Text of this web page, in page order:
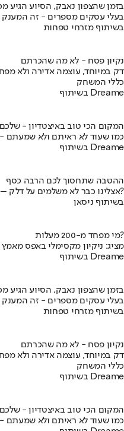
בזמן שהצפון נאבק, הסיוע הגיע
בעלי עסקים מספרים - זה המענק
בשיתוף מזרחי טפחות
נקיון פסח - לא מה שהכרתם
דק במיוחד, עוצמה אדירה ולא
כללי המשחק
בשיתוף Dreame
המקום הכי טוב באיצטדיון - שלכם
המונדיאל עם מסכי Dreame - כמו שעוד לא ראיתם ולא שמעתם
בשיתוף Dreame
ההטבה שתחסוך לכם הרבה כסף
אצלינו כבר לא משלמים על דלק – ומה איתכם?
בשיתוף ניסאן
מי מפחד מ-200 מעלות?
השואב-שוטף החדש של Dreame מציג: ניקיון מקסימלי באפס מאמץ
בשיתוף Dreame
בזמן שהצפון נאבק, הסיוע הגיע
בעלי עסקים מספרים - זה המענק
בשיתוף מזרחי טפחות
נקיון פסח - לא מה שהכרתם
דק במיוחד, עוצמה אדירה ולא
כללי המשחק
בשיתוף Dreame
המקום הכי טוב באיצטדיון - שלכם
המונדיאל עם מסכי Dreame - כמו שעוד לא ראיתם ולא שמעתם